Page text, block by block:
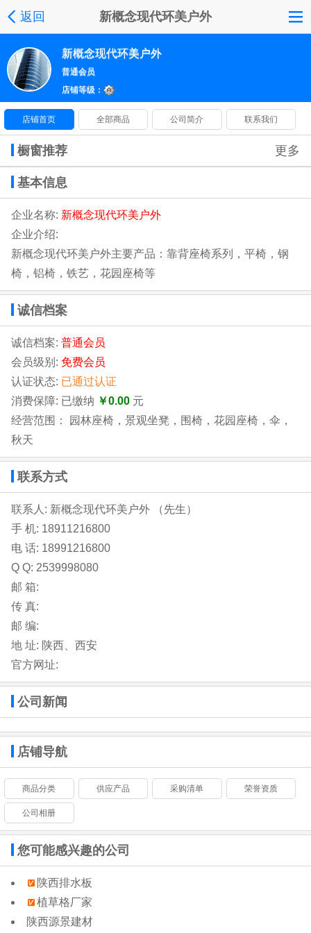
返回 新概念现代环美户外
新概念现代环美户外
普通会员
店铺等级：
店铺首页 全部商品 公司简介 联系我们
橱窗推荐 更多
基本信息
企业名称: 新概念现代环美户外
企业介绍:
新概念现代环美户外主要产品：靠背座椅系列，平椅，钢
椅，铝椅，铁艺，花园座椅等
诚信档案
诚信档案: 普通会员
会员级别: 免费会员
认证状态: 已通过认证
消费保障: 已缴纳 ￥0.00 元
经营范围： 园林座椅，景观坐凳，围椅，花园座椅，伞，
秋天
联系方式
联系人: 新概念现代环美户外 （先生）
手 机: 18911216800
电 话: 18991216800
Q Q: 2539998080
邮 箱:
传 真:
邮 编:
地 址: 陕西、西安
官方网址:
公司新闻
店铺导航
商品分类 供应产品 采购清单 荣誉资质
公司相册
您可能感兴趣的公司
陕西排水板
植草格厂家
陕西源景建材